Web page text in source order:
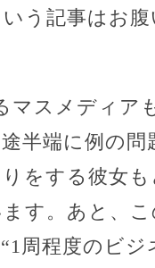
う記事はお
マスメディア
半端に例の問
をする彼女
す。あと、こ
周程度のビジ